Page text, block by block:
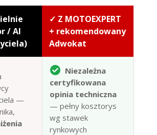
/ AI
✓ Z MOTOEXPERT
+ rekomendowany
Adwokat
—
Niezależna
certyfikowana
opinia techniczna
— pełny kosztorys
wg stawek
rynkowych